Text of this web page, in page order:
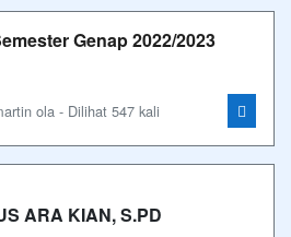
Genap 2022/2023
ola - Dilihat 547 kali
ARA KIAN, S.PD